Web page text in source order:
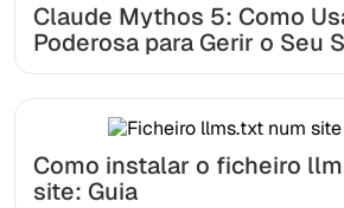
Claude Mythos 5: Como
Poderosa para Gerir o Seu
Como instalar o ficheiro
site: Guia